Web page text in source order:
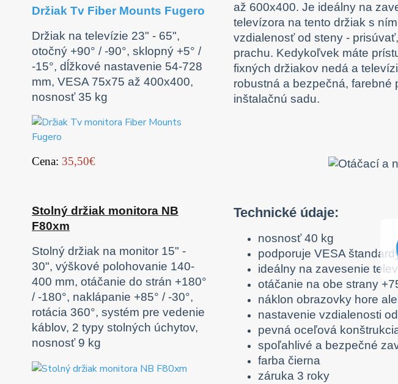
Držiak Tv Fiber Mounts Fugero
Držiak na televízie 23" - 65",
otočný +90° / -90°, sklopný +5° /
-15°, dĺžkové nastavenie 54-728
mm, VESA 75x75 až 400x400,
nosnosť 35 kg
Cena: 35,50€
Stolný držiak monitora NB
F80xm
Stolný držiak na monitor 15" -
30", výškové polohovanie 140-
400 mm, otáčanie do strán +180°
/ -180°, naklápanie +85° / -30°,
rotácia 360°, systém pre vedenie
káblov, 2 typy stolných úchytov,
nosnosť 9 kg
až 600x400. Je ideálny na
televízora na tento držiak s
vzdialenosť od steny -
prachu. Kedykoľvek máte
fixných držiakov nedá a
robustná a bezpečná, farebné
inštalačnú sadu.
Technické údaje:
nosnosť 40 kg
podporuje VESA
ideálny na zavesenie
otáčanie na obe strany
náklon obrazovky hore
nastavenie vzdialenosti
pevná oceľová
spoľahlivé a bezpečné
farba čierna
záruka 3 roky